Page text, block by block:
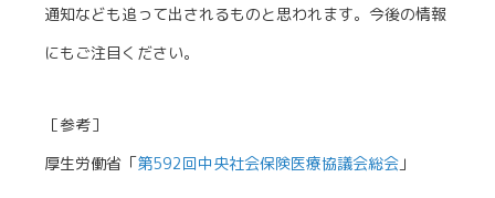
通知なども追って出されるものと思われます。今後の情報
にもご注目ください。
［参考］
厚生労働省「第592回中央社会保険医療協議会総会 」